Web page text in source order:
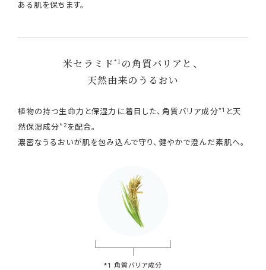
ある肌を保ちます。
米セラミド*1 の角質バリアと、
天然由来のうるおい
*1 角質バリア成分
植物の持つ生命力と保湿力に着目した、角質バリア成分*1
と天
然保湿成分*2を配合。
濃密なうるおいが肌を包み込んで守り、健やかで澄んだ素肌へ。